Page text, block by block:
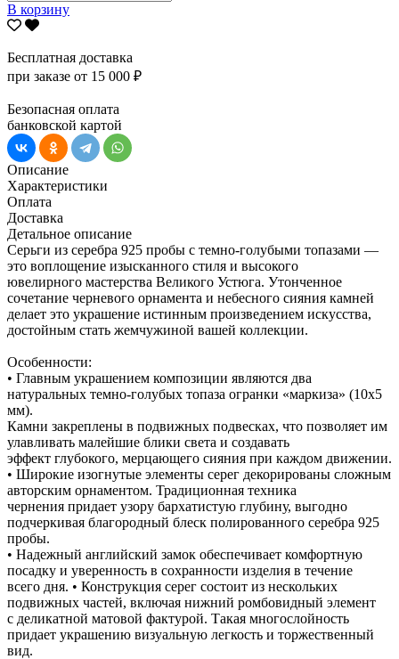
В корзину
Бесплатная доставка
при заказе от 15 000 ₽
Безопасная оплата
банковской картой
Описание
Характеристики
Оплата
Доставка
Детальное описание
Серьги из серебра 925 пробы с темно-голубыми топазами —
это воплощение изысканного стиля и высокого
ювелирного мастерства Великого Устюга. Утонченное
сочетание черневого орнамента и небесного сияния камней
делает это украшение истинным произведением искусства,
достойным стать жемчужиной вашей коллекции.
Особенности:
• Главным украшением композиции являются два
натуральных темно-голубых топаза огранки «маркиза» (10х5
мм).
Камни закреплены в подвижных подвесках, что позволяет им
улавливать малейшие блики света и создавать
эффект глубокого, мерцающего сияния при каждом движении.
• Широкие изогнутые элементы серег декорированы сложным
авторским орнаментом. Традиционная техника
чернения придает узору бархатистую глубину, выгодно
подчеркивая благородный блеск полированного серебра 925
пробы.
• Надежный английский замок обеспечивает комфортную
посадку и уверенность в сохранности изделия в течение
всего дня. • Конструкция серег состоит из нескольких
подвижных частей, включая нижний ромбовидный элемент
с деликатной матовой фактурой. Такая многослойность
придает украшению визуальную легкость и торжественный
вид.